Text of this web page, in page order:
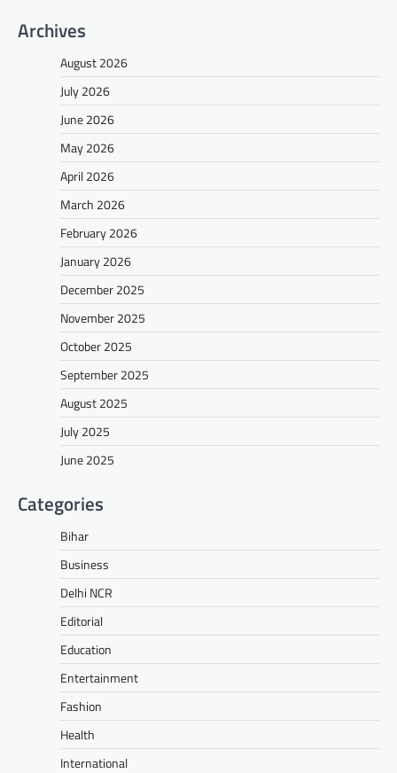
Archives
August 2026
July 2026
June 2026
May 2026
April 2026
March 2026
February 2026
January 2026
December 2025
November 2025
October 2025
September 2025
August 2025
July 2025
June 2025
Categories
Bihar
Business
Delhi NCR
Editorial
Education
Entertainment
Fashion
Health
International